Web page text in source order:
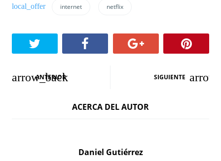
internet netflix
N
ANTERIOR SIGUIENTE
ACERCA DEL AUTOR
Daniel Gutiérrez